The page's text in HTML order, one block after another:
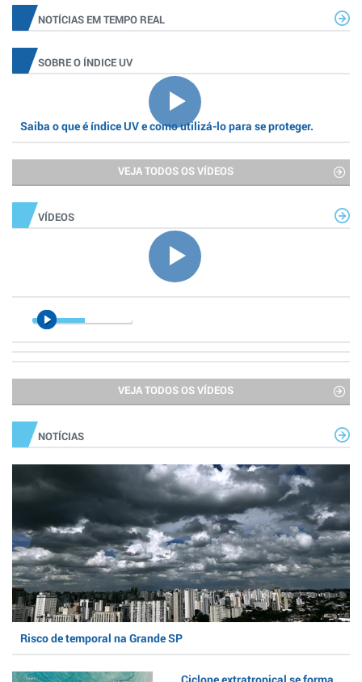
NOTÍCIAS EM TEMPO REAL
SOBRE O ÍNDICE UV
Saiba o que é índice UV e como utilizá-lo para se proteger.
VEJA TODOS OS VÍDEOS
VÍDEOS
VEJA TODOS OS VÍDEOS
NOTÍCIAS
Risco de temporal na Grande SP